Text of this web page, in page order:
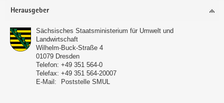
Footer-
Herausgeber
Sächsisches Staatsministerium für Umwelt und
Landwirtschaft
Wilhelm-Buck-Straße 4
01079 Dresden
Telefon: +49 351 564-0
Telefax: +49 351 564-20007
E-Mail:
Poststelle SMUL